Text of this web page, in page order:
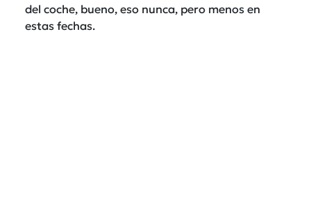
del coche, bueno, eso nunca, pero menos en
estas fechas.